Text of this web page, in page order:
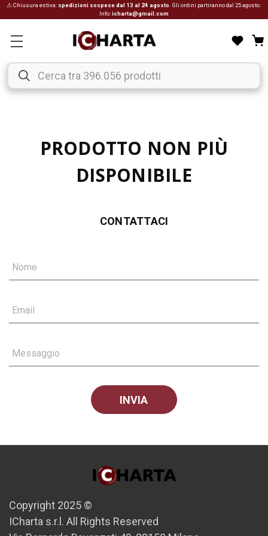
⚠ Chiusura estiva: spedizioni sospese dal 13 al 24 agosto . Gli ordini partiranno dal 25 agosto.
Info:icharta@gmail.com
PRODOTTO NON PIÙ
DISPONIBILE
CONTATTACI
Nome
Email
Messaggio
Copyright 2025 ©
ICharta s.r.l. All Rights Reserved